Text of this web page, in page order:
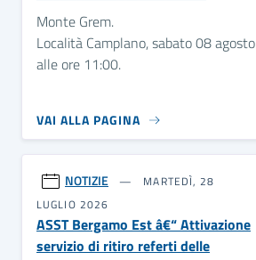
Monte Grem.
Località Camplano, sabato 08 agosto
alle ore 11:00.
VAI ALLA PAGINA
NOTIZIE
MARTEDÌ, 28
LUGLIO 2026
ASST Bergamo Est â€“ Attivazione
servizio di ritiro referti delle